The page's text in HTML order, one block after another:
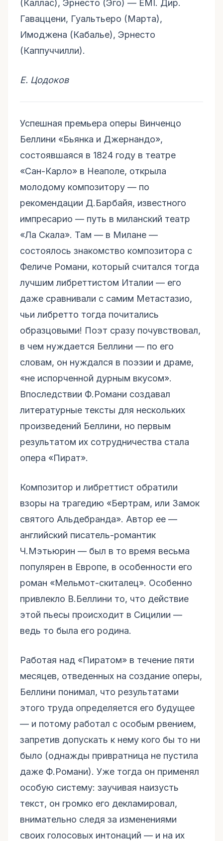
(Каллас), Эрнесто (Эго) — EMI. Дир.
Гаваццени, Гуальтьеро (Марта),
Имоджена (Кабалье), Эрнесто
(Каппуччилли).
Е. Цодоков
Успешная премьера оперы Винченцо
Беллини «Бьянка и Джернандо»,
состоявшаяся в 1824 году в театре
«Сан-Карло» в Неаполе, открыла
молодому композитору — по
рекомендации Д.Барбайя, известного
импресарио — путь в миланский театр
«Ла Скала». Там — в Милане —
состоялось знакомство композитора с
Феличе Романи, который считался тогда
лучшим либреттистом Италии — его
даже сравнивали с самим Метастазио,
чьи либретто тогда почитались
образцовыми! Поэт сразу почувствовал,
в чем нуждается Беллини — по его
словам, он нуждался в поэзии и драме,
«не испорченной дурным вкусом».
Впоследствии Ф.Романи создавал
литературные тексты для нескольких
произведений Беллини, но первым
результатом их сотрудничества стала
опера «Пират».
Композитор и либреттист обратили
взоры на трагедию «Бертрам, или Замок
святого Альдебранда». Автор ее —
английский писатель-романтик
Ч.Мэтьюрин — был в то время весьма
популярен в Европе, в особенности его
роман «Мельмот-скиталец». Особенно
привлекло В.Беллини то, что действие
этой пьесы происходит в Сицилии —
ведь то была его родина.
Работая над «Пиратом» в течение пяти
месяцев, отведенных на создание оперы,
Беллини понимал, что результатами
этого труда определяется его будущее
— и потому работал с особым рвением,
запретив допускать к нему кого бы то ни
было (однажды привратница не пустила
даже Ф.Романи). Уже тогда он применял
особую систему: заучивая наизусть
текст, он громко его декламировал,
внимательно следя за изменениями
своих голосовых интонаций — и на их